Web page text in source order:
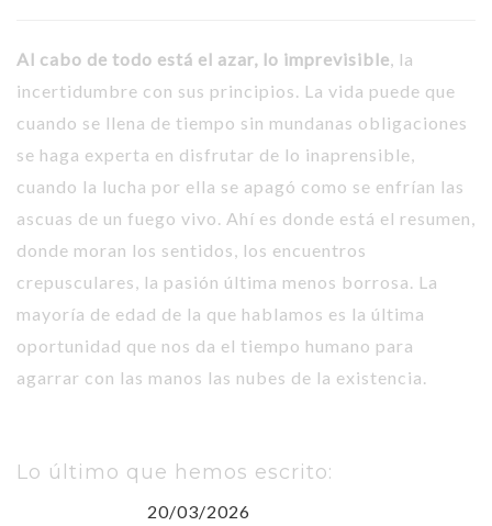
Al cabo de todo está el azar, lo imprevisible, la
incertidumbre con sus principios. La vida puede que
cuando se llena de tiempo sin mundanas obligaciones
se haga experta en disfrutar de lo inaprensible,
cuando la lucha por ella se apagó como se enfrían las
ascuas de un fuego vivo. Ahí es donde está el resumen,
donde moran los sentidos, los encuentros
crepusculares, la pasión última menos borrosa. La
mayoría de edad de la que hablamos es la última
oportunidad que nos da el tiempo humano para
agarrar con las manos las nubes de la existencia.
Lo último que hemos escrito:
20/03/2026